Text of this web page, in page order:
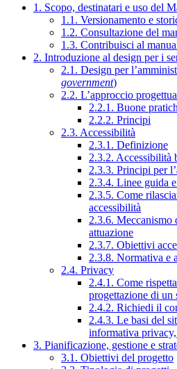
1. Scopo, destinatari e uso del
1.1. Versionamento e
1.2. Consultazione del
1.3. Contribuisci al
2. Introduzione al design per i
2.1. Design per
government)
2.2. L’approccio
2.2.1. Buone
2.2.2. Principi
2.3. Accessibilità
2.3.1. Definizione
2.3.2. Accessibilità
2.3.3. Principi per
2.3.4. Linee guida
2.3.5. Come
accessibilità
2.3.6. Meccanismo
attuazione
2.3.7. Obiettivi
2.3.8. Normativa e
2.4. Privacy
2.4.1. Come
progettazione di
2.4.2. Richiedi il
2.4.3. Le basi del
informativa
3. Pianificazione, gestione e
3.1. Obiettivi del progetto